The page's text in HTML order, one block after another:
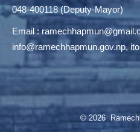
048-400118 (Deputy-Mayor)
Email :
info@ramechhapmun.gov.np,
© 2026